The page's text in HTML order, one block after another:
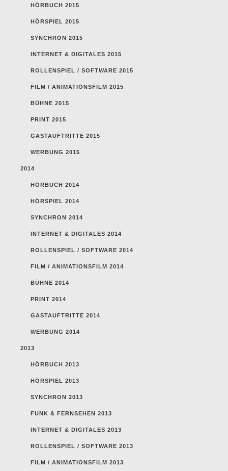
HÖRBUCH 2015
HÖRSPIEL 2015
SYNCHRON 2015
INTERNET & DIGITALES 2015
ROLLENSPIEL / SOFTWARE 2015
FILM / ANIMATIONSFILM 2015
BÜHNE 2015
PRINT 2015
GASTAUFTRITTE 2015
WERBUNG 2015
2014
HÖRBUCH 2014
HÖRSPIEL 2014
SYNCHRON 2014
INTERNET & DIGITALES 2014
ROLLENSPIEL / SOFTWARE 2014
FILM / ANIMATIONSFILM 2014
BÜHNE 2014
PRINT 2014
GASTAUFTRITTE 2014
WERBUNG 2014
2013
HÖRBUCH 2013
HÖRSPIEL 2013
SYNCHRON 2013
FUNK & FERNSEHEN 2013
INTERNET & DIGITALES 2013
ROLLENSPIEL / SOFTWARE 2013
FILM / ANIMATIONSFILM 2013